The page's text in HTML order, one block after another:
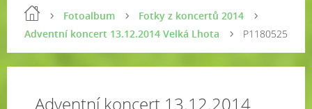
Fotoalbum
Fotky z koncertů 2014
Adventní koncert 13.12.2014 Velká Lhota
P1180525
Adventní koncert 13.12.2014